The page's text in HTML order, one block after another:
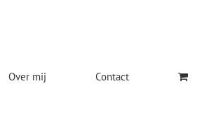
Over mij Contact